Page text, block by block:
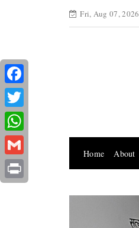
Fri, Aug 07, 2026
Home About
Facebook
Twitter
WhatsApp
Gmail